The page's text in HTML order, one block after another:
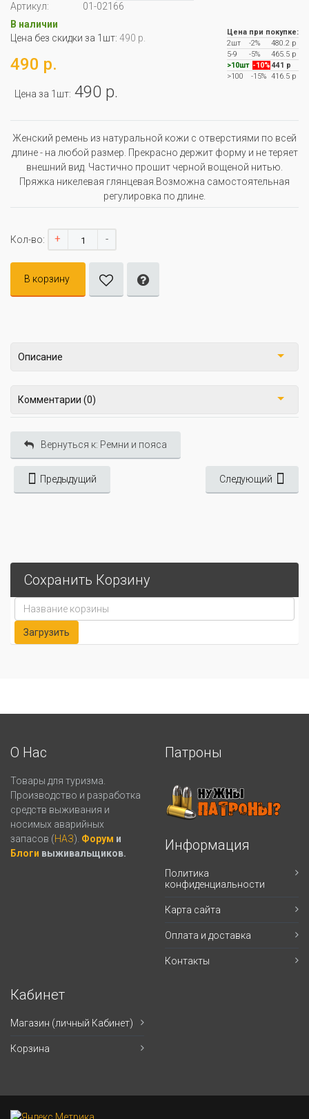
Артикул:
01-02166
В наличии
Цена без скидки за 1шт: 490 р.
490 р.
Цена за 1шт: 490 р.
Цена при покупке:
2шт
-2%
480.2 р
5-9
-5%
465.5 р
>10шт -10% 441 р
>100
-15% 416.5 р
Женский ремень из натуральной кожи с отверстиями по всей
длине - на любой размер. Прекрасно держит форму и не теряет
внешний вид. Частично прошит черной вощеной нитью.
Пряжка никелевая глянцевая.Возможна самостоятельная
регулировка по длине.
Кол-во: + -
В корзину
Описание
Комментарии (0)
Вернуться к: Ремни и пояса
Предыдущий Следующий
Сохранить Корзину
О Нас
Товары для туризма.
Производство и разработка
средств выживания и
носимых аварийных
запасов (НАЗ). Форум и
Блоги выживальщиков.
Патроны
Информация
Политика
конфиденциальности
Карта сайта
Оплата и доставка
Контакты
Кабинет
Магазин (личный Кабинет)
Корзина